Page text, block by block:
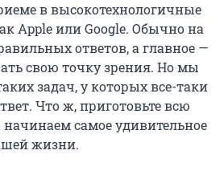
в высокотехнологичные
Apple или Google. Обычно на
ответов, а главное —
свою точку зрения. Но мы
задач, у которых все-таки
Что ж, приготовьте всю
самое удивительное
жизни.